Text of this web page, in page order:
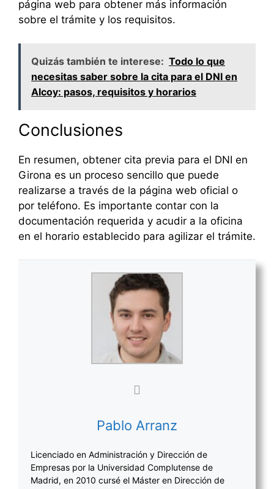
página web para obtener más información
sobre el trámite y los requisitos.
Quizás también te interese: Todo lo que
necesitas saber sobre la cita para el DNI en
Alcoy: pasos, requisitos y horarios
Conclusiones
En resumen, obtener cita previa para el DNI en
Girona es un proceso sencillo que puede
realizarse a través de la página web oficial o
por teléfono. Es importante contar con la
documentación requerida y acudir a la oficina
en el horario establecido para agilizar el trámite.
Pablo Arranz
Licenciado en Administración y Dirección de
Empresas por la Universidad Complutense de
Madrid, en 2010 cursé el Máster en Dirección de